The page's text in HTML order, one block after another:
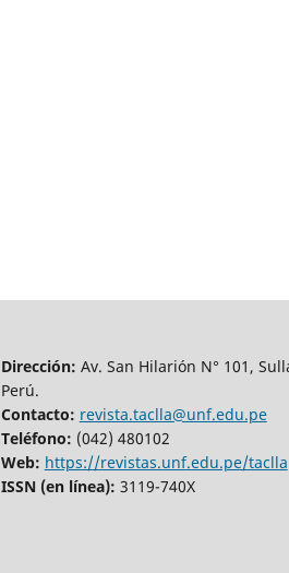
Dirección: Av. San Hilarión N° 101,
Perú.
Contacto: revista.taclla@unf.edu.pe
Teléfono: (042) 480102
Web: https://revistas.unf.edu.pe/taclla
ISSN (en línea): 3119-740X